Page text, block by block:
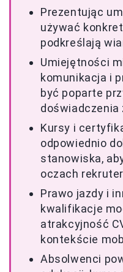
Prezentując
używać
podkreślają
Umiejętności
komunikacja i
być poparte
doświadczenia
Kursy i
odpowiednio
stanowiska,
oczach
Prawo jazdy i
kwalifikacje
atrakcyjność
kontekście
Absolwenci